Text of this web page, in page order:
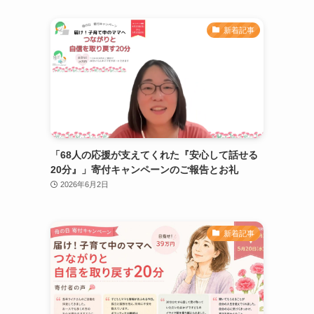
新着記事
「68人の応援が支えてくれた『安心して話せる
20分』」寄付キャンペーンのご報告とお礼
2026年6月2日
新着記事